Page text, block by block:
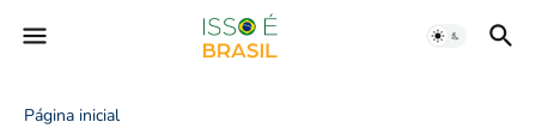
Página inicial